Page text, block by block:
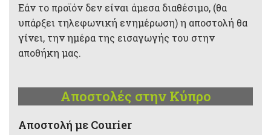
Εάν το προϊόν δεν είναι άμεσα διαθέσιμο, (θα
υπάρξει τηλεφωνική ενημέρωση) η αποστολή θα
γίνει, την ημέρα της εισαγωγής του στην
αποθήκη μας.
Αποστολές στην Κύπρο
Aποστολή με Courier